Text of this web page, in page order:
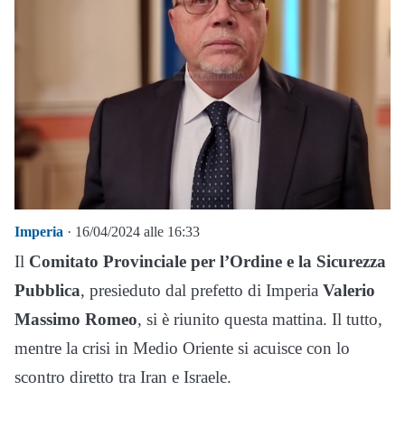
Imperia · 16/04/2024 alle 16:33
Il Comitato Provinciale per l’Ordine e la Sicurezza
Pubblica, presieduto dal prefetto di Imperia Valerio
Massimo Romeo, si è riunito questa mattina. Il tutto,
mentre la crisi in Medio Oriente si acuisce con lo
scontro diretto tra Iran e Israele.